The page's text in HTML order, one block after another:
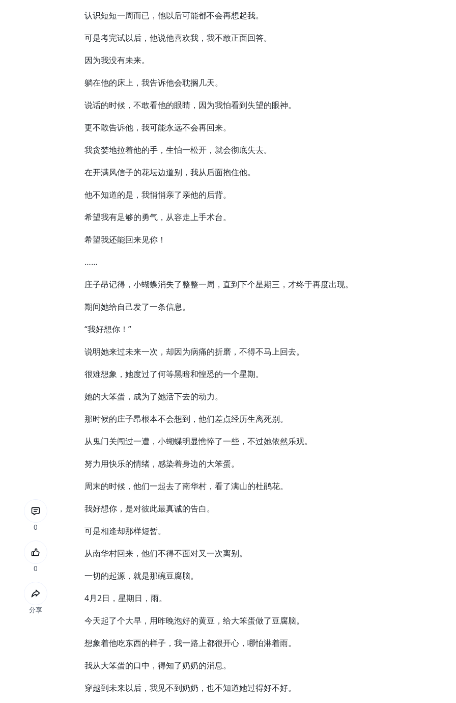
0
0
分享
认识短短一周而已，他以后可能都不会再想起我。
可是考完试以后，他说他喜欢我，我不敢正面回答。
因为我没有未来。
躺在他的床上，我告诉他会耽搁几天。
说话的时候，不敢看他的眼睛，因为我怕看到失望的眼神。
更不敢告诉他，我可能永远不会再回来。
我贪婪地拉着他的手，生怕一松开，就会彻底失去。
在开满风信子的花坛边道别，我从后面抱住他。
他不知道的是，我悄悄亲了亲他的后背。
希望我有足够的勇气，从容走上手术台。
希望我还能回来见你！
……
庄子昂记得，小蝴蝶消失了整整一周，直到下个星期三，才终于再度出现。
期间她给自己发了一条信息。
“我好想你！”
说明她来过未来一次，却因为病痛的折磨，不得不马上回去。
很难想象，她度过了何等黑暗和惶恐的一个星期。
她的大笨蛋，成为了她活下去的动力。
那时候的庄子昂根本不会想到，他们差点经历生离死别。
从鬼门关闯过一遭，小蝴蝶明显憔悴了一些，不过她依然乐观。
努力用快乐的情绪，感染着身边的大笨蛋。
周末的时候，他们一起去了南华村，看了满山的杜鹃花。
我好想你，是对彼此最真诚的告白。
可是相逢却那样短暂。
从南华村回来，他们不得不面对又一次离别。
一切的起源，就是那碗豆腐脑。
4月2日，星期日，雨。
今天起了个大早，用昨晚泡好的黄豆，给大笨蛋做了豆腐脑。
想象着他吃东西的样子，我一路上都很开心，哪怕淋着雨。
我从大笨蛋的口中，得知了奶奶的消息。
穿越到未来以后，我见不到奶奶，也不知道她过得好不好。